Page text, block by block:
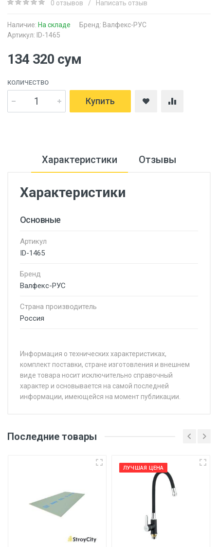
0 отзывов / Написать отзыв
Наличие: На складе Бренд: Валфекс-РУС
Артикул: ID-1465
134 320 сум
КОЛИЧЕСТВО
Купить
Характеристики Отзывы
Характеристики
Основные
Артикул
ID-1465
Бренд
Валфекс-РУС
Страна производитель
Россия
Информация о технических характеристиках,
комплект поставки, стране изготовления и внешнем
виде товара носит исключительно справочный
характер и основывается на самой последней
информации, имеющейся на момент публикации.
Последние товары
ЛУЧШАЯ ЦЕНА